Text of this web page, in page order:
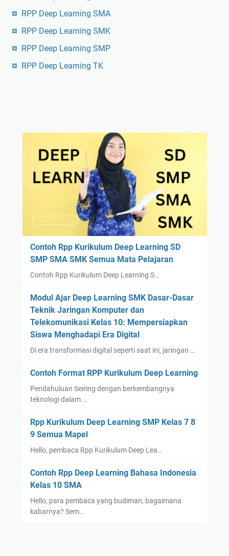
RPP Deep Learning SMA
RPP Deep Learning SMK
RPP Deep Learning SMP
RPP Deep Learning TK
Contoh Rpp Kurikulum Deep Learning SD
SMP SMA SMK Semua Mata Pelajaran
Contoh Rpp Kurikulum Deep Learning S…
Modul Ajar Deep Learning SMK Dasar-Dasar
Teknik Jaringan Komputer dan
Telekomunikasi Kelas 10: Mempersiapkan
Siswa Menghadapi Era Digital
Di era transformasi digital seperti saat ini, jaringan …
Contoh Format RPP Kurikulum Deep Learning
Pendahuluan Seiring dengan berkembangnya
teknologi dalam …
Rpp Kurikulum Deep Learning SMP Kelas 7 8
9 Semua Mapel
Hello, pembaca Rpp Kurikulum Deep Lea…
Contoh Rpp Deep Learning Bahasa Indonesia
Kelas 10 SMA
Hello, para pembaca yang budiman, bagaimana
kabarnya? Sem…